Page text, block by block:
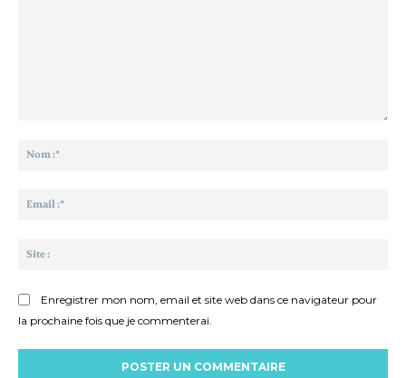
Enregistrer mon nom, email et site web dans ce navigateur pour
la prochaine fois que je commenterai.